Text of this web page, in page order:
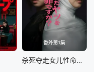
番外第1集
杀死夺走女儿性命的人是罪吗？